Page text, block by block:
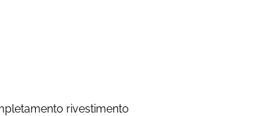
rivestimento